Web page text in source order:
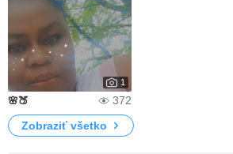
1
🌸🍑
372
Zobraziť všetko